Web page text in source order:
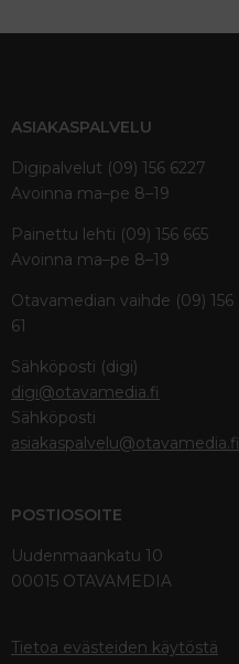
ASIAKASPALVELU
Digipalvelut (09) 156 6227
Avoinna ma–pe 8–19
Painettu lehti (09) 156 665
Avoinna ma–pe 8–19
Otavamedian vaihde (09) 156
61
Sähköposti (digi)
digi@otavamedia.fi
Sähköposti
asiakaspalvelu@otavamedia.fi
POSTIOSOITE
Uudenmaankatu 10
00015 OTAVAMEDIA
Tietoa evästeiden käytöstä